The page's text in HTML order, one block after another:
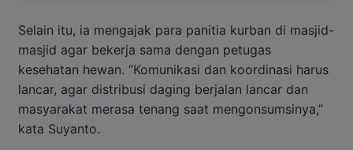
Selain itu, ia mengajak para panitia kurban di masjid-
masjid agar bekerja sama dengan petugas
kesehatan hewan. “Komunikasi dan koordinasi harus
lancar, agar distribusi daging berjalan lancar dan
masyarakat merasa tenang saat mengonsumsinya,”
kata Suyanto.